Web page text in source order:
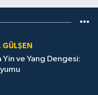
Yin ve Yang Dengesi: